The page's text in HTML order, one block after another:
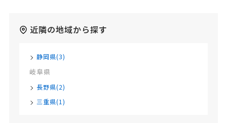
近隣の地域から探す
静岡県(3)
岐阜県
長野県(2)
三重県(1)